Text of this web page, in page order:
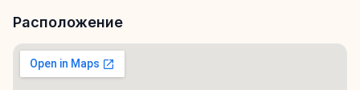
Расположение